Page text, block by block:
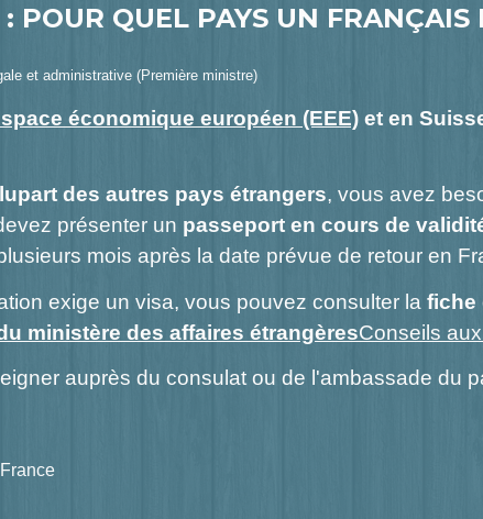
POUR QUEL PAYS UN
et administrative (Première ministre)
économique européen (EEE) et en
des autres pays étrangers, vous avez
présenter un passeport en cours de
mois après la date prévue de retour en
exige un visa, vous pouvez consulter la fiche
ministère des affaires étrangèresConseils
auprès du consulat ou de l'ambassade du